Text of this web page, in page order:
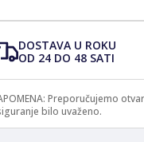
DOSTAVA U ROKU
OD 24 DO 48 SATI
Preporučujemo
bilo uvaženo.